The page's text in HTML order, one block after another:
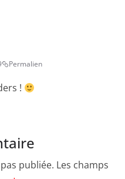
Permalien
!
publiée. Les champs